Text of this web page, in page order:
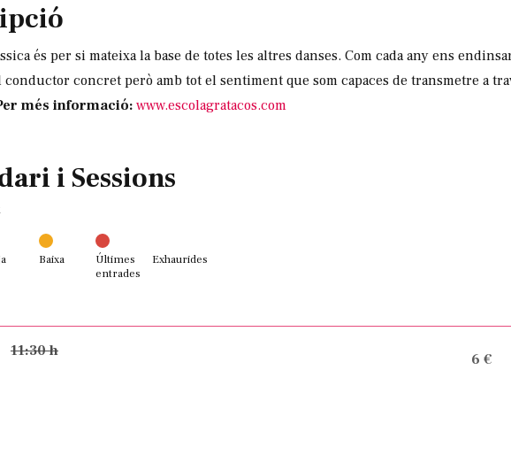
és per si mateixa la base de totes les altres danses. Com cada any ens
conductor concret però amb tot el sentiment que som capaces de transmetre a
més informació: www.escolagratacos.com
i Sessions
Baixa
Últimes
entrades
Exhaurides
11:30 h 6 €